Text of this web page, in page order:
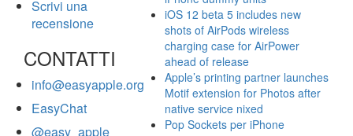
Scrivi una
recensione
CONTATTI
info@easyapple.org
EasyChat
@easy_apple
iOS 12 beta 5 includes new
shots of AirPods wireless
charging case for AirPower
ahead of release
Apple’s printing partner launches
Motif extension for Photos after
native service nixed
Pop Sockets per iPhone